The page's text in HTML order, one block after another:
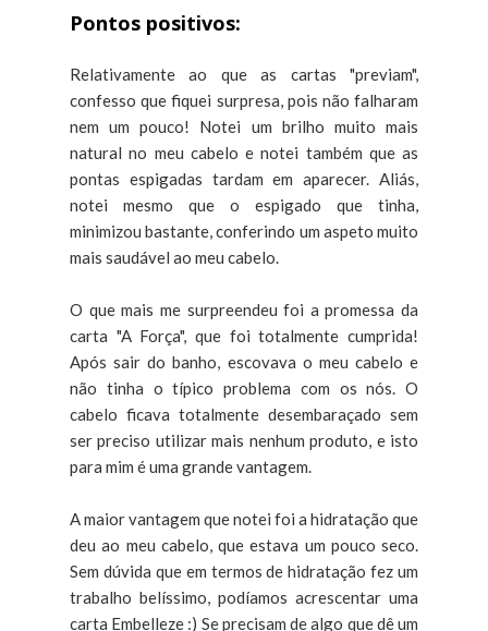
Pontos positivos:
Relativamente ao que as cartas "previam",
confesso que fiquei surpresa, pois não falharam
nem um pouco! Notei um brilho muito mais
natural no meu cabelo e notei também que as
pontas espigadas tardam em aparecer. Aliás,
notei mesmo que o espigado que tinha,
minimizou bastante, conferindo um aspeto muito
mais saudável ao meu cabelo.
O que mais me surpreendeu foi a promessa da
carta "A Força", que foi totalmente cumprida!
Após sair do banho, escovava o meu cabelo e
não tinha o típico problema com os nós. O
cabelo ficava totalmente desembaraçado sem
ser preciso utilizar mais nenhum produto, e isto
para mim é uma grande vantagem.
A maior vantagem que notei foi a hidratação que
deu ao meu cabelo, que estava um pouco seco.
Sem dúvida que em termos de hidratação fez um
trabalho belíssimo, podíamos acrescentar uma
carta Embelleze :) Se precisam de algo que dê um